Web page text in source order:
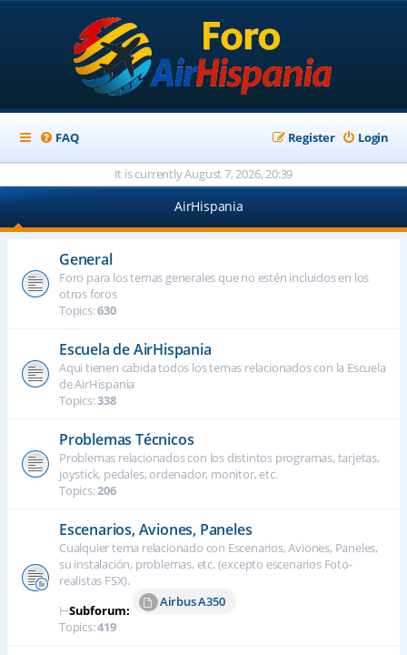
FAQ Login
Register
It is currently August 7, 2026, 20:39
AirHispania
General
Foro para los temas generales que no estén incluidos en los
otros foros
Topics:630
Escuela de AirHispania
Aqui tienen cabida todos los temas relacionados con la Escuela
de AirHispania
Topics:338
Problemas Técnicos
Problemas relacionados con los distintos programas, tarjetas,
joystick, pedales, ordenador, monitor, etc.
Topics:206
Escenarios, Aviones, Paneles
Cualquier tema relacionado con Escenarios, Aviones, Paneles,
su instalación, problemas, etc. (excepto escenarios Foto-
realistas FSX).
⊢Subforum:
Airbus A350
Topics:419